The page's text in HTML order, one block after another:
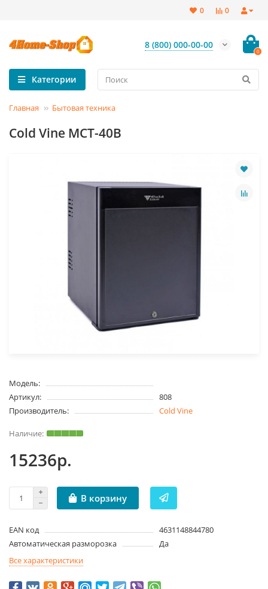
0
0
8 (800) 000-00-00
0
Категории
Главная Бытовая техника
Cold Vine MCT-40B
Модель:
Артикул:
808
Производитель:
Cold Vine
15236р.
В корзину
EAN код
4631148844780
Автоматическая разморозка
Да
Все характеристики